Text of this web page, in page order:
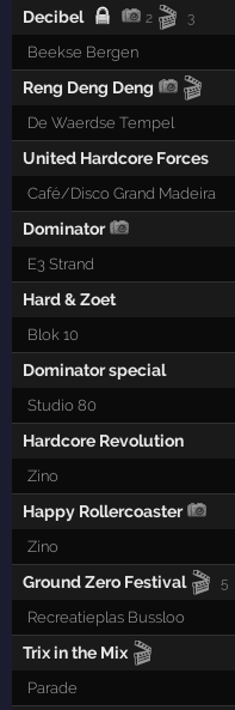
Decibel 2 🎬 3
Beekse Bergen
Reng Deng Deng 🎬
De Waerdse Tempel
United Hardcore Forces
Café/Disco Grand Madeira
Dominator
E3 Strand
Hard & Zoet
Blok 10
Dominator special
Studio 80
Hardcore Revolution
Zino
Happy Rollercoaster
Zino
Ground Zero Festival 🎬 5
Recreatieplas Bussloo
Trix in the Mix 🎬
Parade